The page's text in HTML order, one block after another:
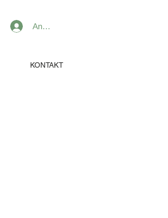
Anmelden
KONTAKT